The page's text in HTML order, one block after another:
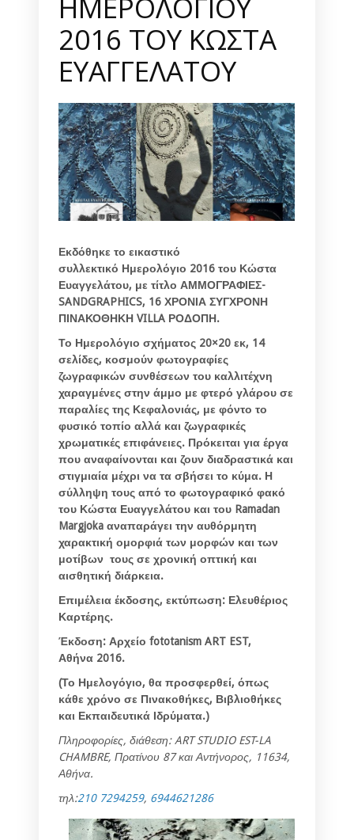
2016 ΤΟΥ ΚΩΣΤΑ
ΕΥΑΓΓΕΛΑΤΟΥ
Εκδόθηκε το εικαστικό
συλλεκτικό Ημερολόγιο 2016 του Κώστα
Ευαγγελάτου, με τίτλο ΑΜΜΟΓΡΑΦΙΕΣ-
SANDGRAPHICS, 16 ΧΡΟΝΙΑ ΣΥΓΧΡΟΝΗ
ΠΙΝΑΚΟΘΗΚΗ VILLA ΡΟΔΟΠΗ.
Το Ημερολόγιο σχήματος 20×20 εκ, 14
σελίδες, κοσμούν φωτογραφίες
ζωγραφικών συνθέσεων του καλλιτέχνη
χαραγμένες στην άμμο με φτερό γλάρου σε
παραλίες της Κεφαλονιάς, με φόντο το
φυσικό τοπίο αλλά και ζωγραφικές
χρωματικές επιφάνειες. Πρόκειται για έργα
που αναφαίνονται και ζουν διαδραστικά και
στιγμιαία μέχρι να τα σβήσει το κύμα. Η
σύλληψη τους από το φωτογραφικό φακό
του Κώστα Ευαγγελάτου και του Ramadan
Margjoka αναπαράγει την αυθόρμητη
χαρακτική ομορφιά των μορφών και των
μοτίβων τους σε χρονική οπτική και
αισθητική διάρκεια.
Επιμέλεια έκδοσης, εκτύπωση: Ελευθέριος
Καρτέρης.
Έκδοση: Αρχείο fototanism ART EST,
Αθήνα 2016.
(Το Ημελογόγιο, θα προσφερθεί, όπως
κάθε χρόνο σε Πινακοθήκες, Βιβλιοθήκες
και Εκπαιδευτικά Ιδρύματα.)
Πληροφορίες, διάθεση: ART STUDIO EST-LA
CHAMBRE, Πρατίνου 87 και Αντήνορος, 11634,
Αθήνα.
τηλ:210 7294259, 6944621286